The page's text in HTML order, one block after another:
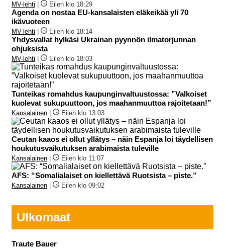
MV-lehti Eilen klo 18:29
Agenda on nostaa EU-kansalaisten eläkeikää yli 70
ikävuoteen
MV-lehti Eilen klo 18:14
Yhdysvallat hylkäsi Ukrainan pyynnön ilmatorjunnan
ohjuksista
MV-lehti Eilen klo 18:03
Tunteikas romahdus kaupunginvaltuustossa: ”Valkoiset
kuolevat sukupuuttoon, jos maahanmuuttoa rajoitetaan!”
Kansalainen Eilen klo 13:03
Ceutan kaaos ei ollut yllätys – näin Espanja loi täydellisen
houkutusvaikutuksen arabimaista tuleville
Kansalainen Eilen klo 11:07
AFS: “Somalialaiset on kiellettävä Ruotsista – piste.”
Kansalainen Eilen klo 09:02
Ulkomaat
Traute Bauer